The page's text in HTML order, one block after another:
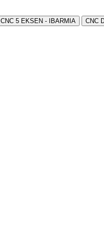
CNC 5 EKSEN - IBARMIA CNC